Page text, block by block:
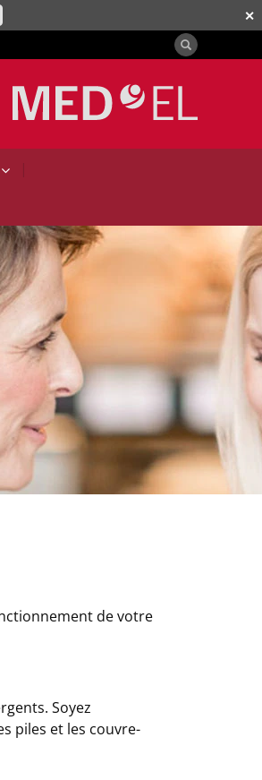
✕
|
de votre
Soyez
piles et les couvre-